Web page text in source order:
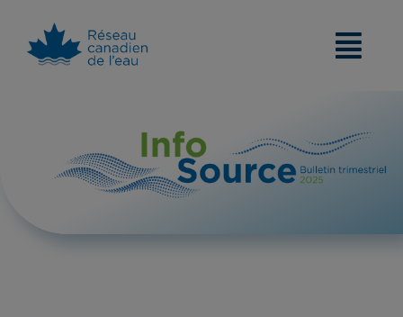
content